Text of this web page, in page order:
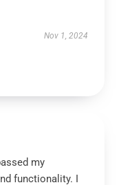
Nov 1, 2024
my
functionality. I